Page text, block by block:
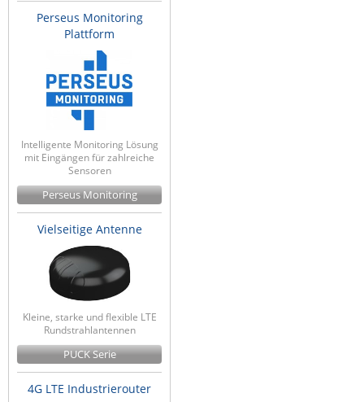
Perseus Monitoring
Plattform
Intelligente Monitoring Lösung
mit Eingängen für zahlreiche
Sensoren
Perseus Monitoring
Vielseitige Antenne
Kleine, starke und flexible LTE
Rundstrahlantennen
PUCK Serie
4G LTE Industrierouter